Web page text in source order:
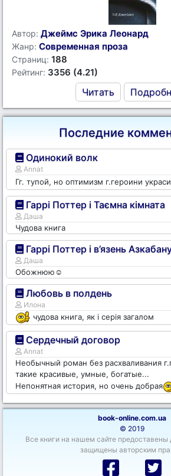
Автор: Джеймс Эрика Леонард
Жанр: Современная проза
Страниц: 188
Рейтинг: 3356 (4.21)
Читать
Последние
Одинокий волк
Annat
Гг. тупой, но оптимизм г.героини
Гаррі Поттер і Таємна кімната
Даша
Чудова книга
Гаррі Поттер і в’язень
Даша
Обожнюю☺️
Любовь в полдень
Илона
чудова книга, як і серія загалом
Сердечный договор
Annat
Необычный роман без расхваливания
такие красивые, умные, богатые...
Непонятная история, но очень добрая
book-online.com.ua
© 2019
Все книги на нашем сайте предоставены
защищены авторским